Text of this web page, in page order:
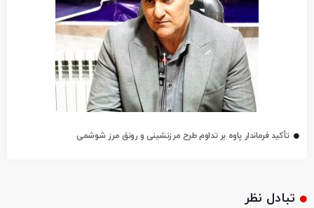
تأکید فرماندار پاوه بر تداوم طرح مرزنشینی و رونق مرز شوشمی
تبادل نظر